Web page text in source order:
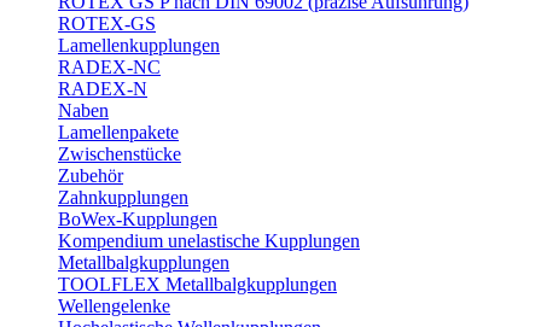
ROTEX-GS
Lamellenkupplungen
RADEX-NC
RADEX-N
Naben
Lamellenpakete
Zwischenstücke
Zubehör
Zahnkupplungen
BoWex-Kupplungen
Kompendium unelastische Kupplungen
Metallbalgkupplungen
TOOLFLEX Metallbalgkupplungen
Wellengelenke